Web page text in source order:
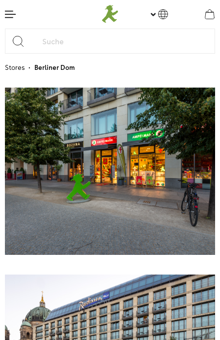
springen
Stores • Berliner Dom